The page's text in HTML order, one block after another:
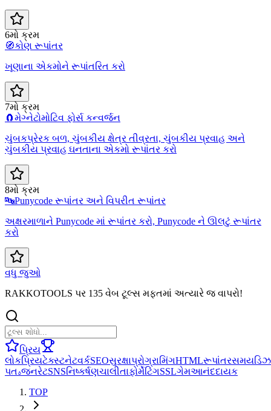
6મો ક્રમ
🧭કોણ રૂપાંતર
ખૂણાના એકમોને રૂપાંતરિત કરો
7મો ક્રમ
🧲મેગ્નેટોમોટિવ ફોર્સ કન્વર્જન
ચુંબકપ્રેરક બળ, ચુંબકીય ક્ષેત્ર તીવ્રતા, ચુંબકીય પ્રવાહ અને
ચુંબકીય પ્રવાહ ઘનતાના એકમો રૂપાંતર કરો
8મો ક્રમ
🔤Punycode રૂપાંતર અને વિપરીત રૂપાંતર
અક્ષરમાળાને Punycode માં રૂપાંતર કરો, Punycode ને ઊલટું રૂપાંતર
કરો
વધુ જુઓ
RAKKOTOOLS પર 135 વેબ ટૂલ્સ મફતમાં અત્યારે જ વાપરો!
પ્રિય
લોકપ્રિયટેક્સ્ટનેટવર્કSEOસુરક્ષાપ્રોગ્રામિંગHTMLરૂપાંતરસમય
પતہજનરેટSNSનિષ્કર્ષણચાલીતાફોર્મેટિંગSSLગેમઆનંદદાયક
TOP